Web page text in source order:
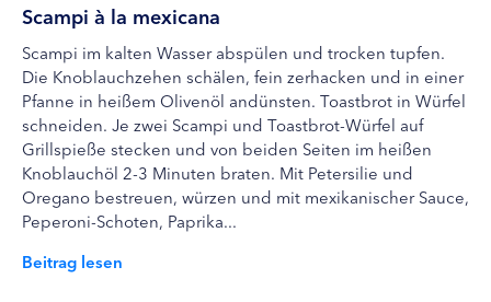
Scampi à la mexicana
Scampi im kalten Wasser abspülen und trocken tupfen.
Die Knoblauchzehen schälen, fein zerhacken und in einer
Pfanne in heißem Olivenöl andünsten. Toastbrot in Würfel
schneiden. Je zwei Scampi und Toastbrot-Würfel auf
Grillspieße stecken und von beiden Seiten im heißen
Knoblauchöl 2-3 Minuten braten. Mit Petersilie und
Oregano bestreuen, würzen und mit mexikanischer Sauce,
Peperoni-Schoten, Paprika...
Beitrag lesen